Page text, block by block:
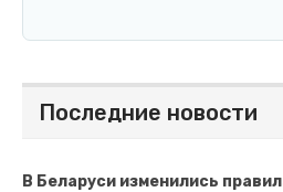
Последние новости
В Беларуси изменились